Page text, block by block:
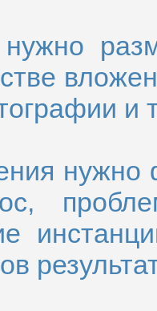
и
нужно